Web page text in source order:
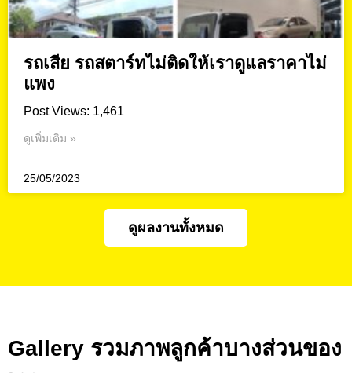
รถเสีย รถสตาร์ทไม่ติดให้เราดูแลราคาไม่
แพง
Post Views: 1,461
ดูเพิ่มเติม »
25/05/2023
ดูผลงานทั้งหมด
Gallery รวมภาพลูกค้าบางส่วนของ